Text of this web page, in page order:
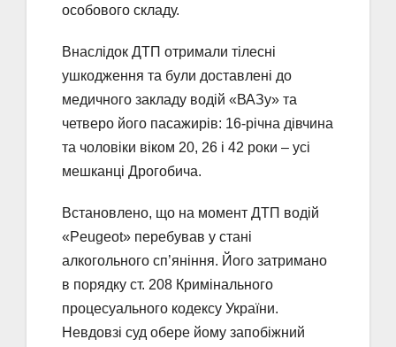
особового складу.
Внаслідок ДТП отримали тілесні
ушкодження та були доставлені до
медичного закладу водій «ВАЗу» та
четверо його пасажирів: 16-річна дівчина
та чоловіки віком 20, 26 і 42 роки – усі
мешканці Дрогобича.
Встановлено, що на момент ДТП водій
«Peugeot» перебував у стані
алкогольного сп’яніння. Його затримано
в порядку ст. 208 Кримінального
процесуального кодексу України.
Невдовзі суд обере йому запобіжний